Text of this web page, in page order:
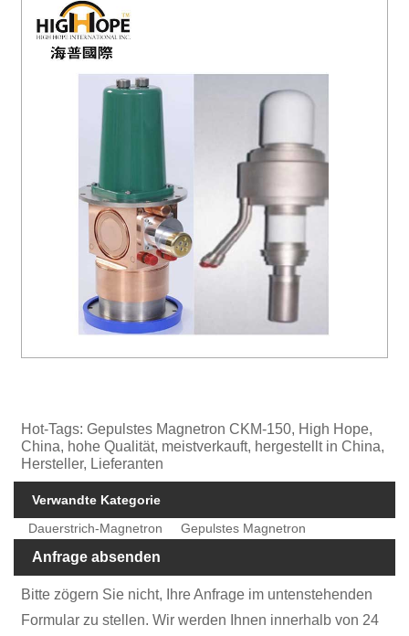
Hot-Tags: Gepulstes Magnetron CKM-150, High Hope,
China, hohe Qualität, meistverkauft, hergestellt in China,
Hersteller, Lieferanten
Verwandte Kategorie
Dauerstrich-Magnetron
Gepulstes Magnetron
Anfrage absenden
Bitte zögern Sie nicht, Ihre Anfrage im untenstehenden
Formular zu stellen. Wir werden Ihnen innerhalb von 24